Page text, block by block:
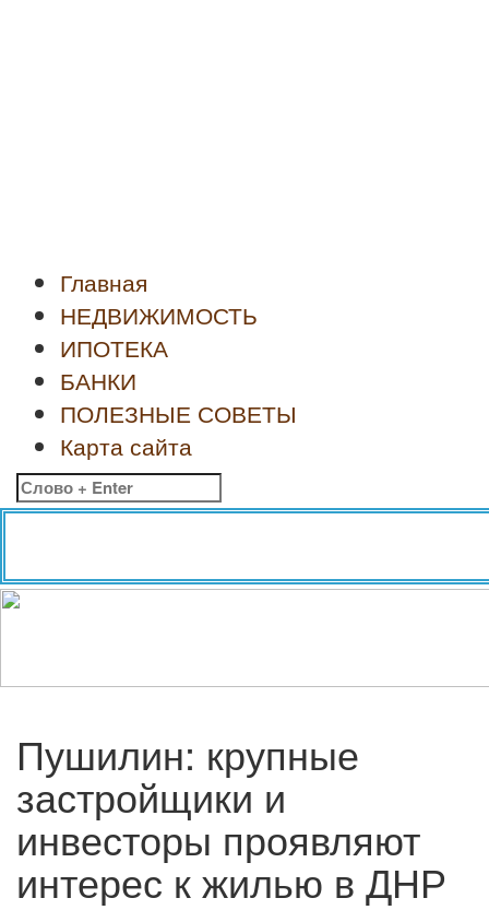
Главная
НЕДВИЖИМОСТЬ
ИПОТЕКА
БАНКИ
ПОЛЕЗНЫЕ СОВЕТЫ
Карта сайта
Найти:
Пушилин: крупные
застройщики и
инвесторы проявляют
интерес к жилью в ДНР